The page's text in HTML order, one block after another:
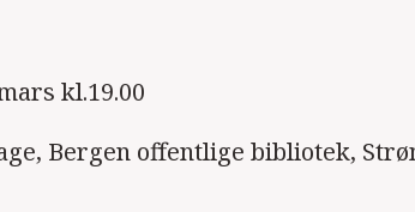
kl.19.00
Bergen offentlige bibliotek,